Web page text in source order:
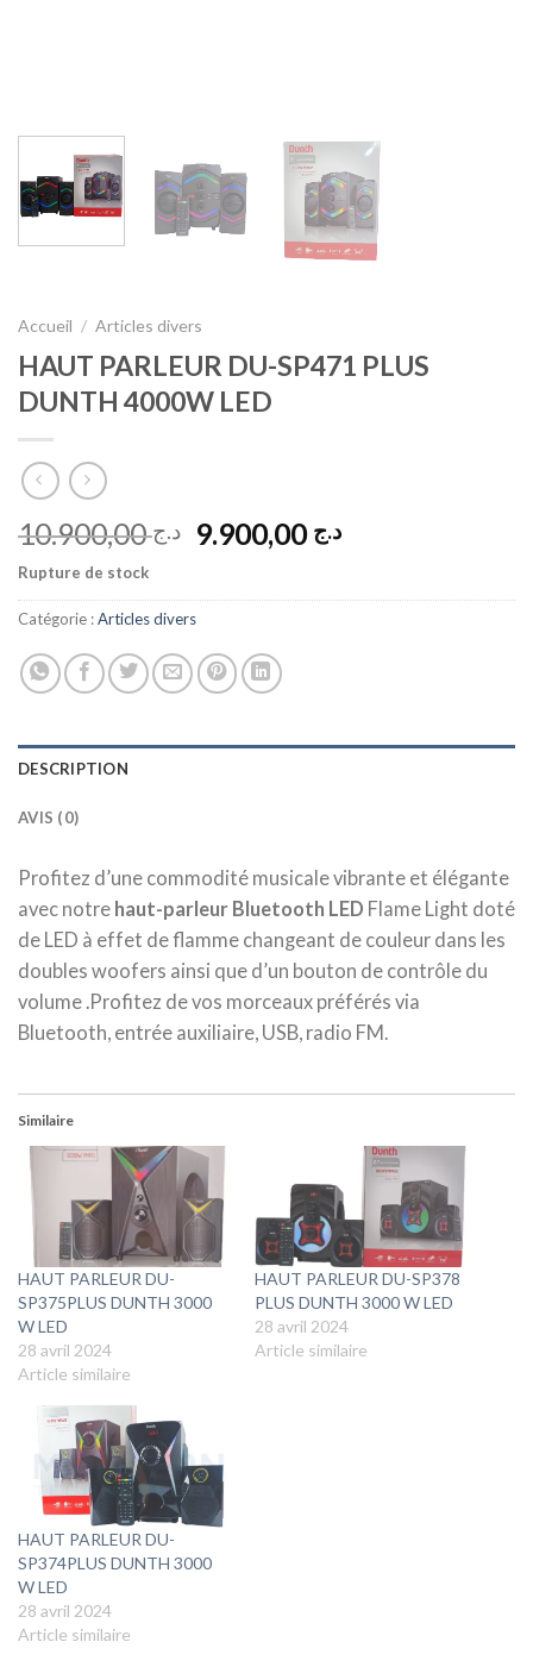
Accueil / Articles divers
HAUT PARLEUR DU-SP471 PLUS
DUNTH 4000W LED
د.ج10.900,00
Le
était :
د.ج 9.900,00
Le
Rupture de stock
Catégorie :Articles divers
DESCRIPTION
AVIS (0)
Profitez d’une commodité musicale vibrante et élégante
avec notre haut-parleur Bluetooth LED Flame Light doté
de LED à effet de flamme changeant de couleur dans les
doubles woofers ainsi que d’un bouton de contrôle du
volume .Profitez de vos morceaux préférés via
Bluetooth, entrée auxiliaire, USB, radio FM.
Similaire
HAUT PARLEUR DU-
SP375PLUS DUNTH 3000
W LED
28 avril 2024
Article similaire
HAUT PARLEUR DU-SP378
PLUS DUNTH 3000 W LED
28 avril 2024
Article similaire
HAUT PARLEUR DU-
SP374PLUS DUNTH 3000
W LED
28 avril 2024
Article similaire